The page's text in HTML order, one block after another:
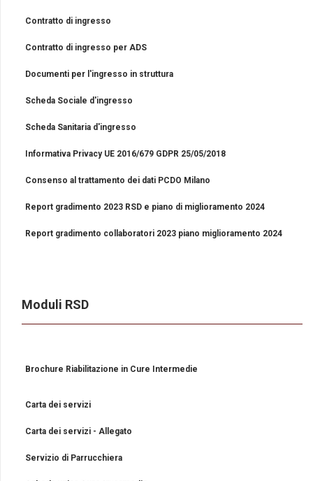
Contratto di ingresso
Contratto di ingresso per ADS
Documenti per l'ingresso in struttura
Scheda Sociale d'ingresso
Scheda Sanitaria d'ingresso
Informativa Privacy UE 2016/679 GDPR 25/05/2018
Consenso al trattamento dei dati PCDO Milano
Report gradimento 2023 RSD e piano di miglioramento 2024
Report gradimento collaboratori 2023 piano miglioramento 2024
Moduli RSD
Brochure Riabilitazione in Cure Intermedie
Carta dei servizi
Carta dei servizi - Allegato
Servizio di Parrucchiera